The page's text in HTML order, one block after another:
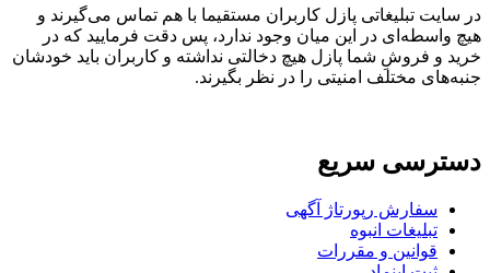
پازل کاربران مستقیما با هم تماس می‌گیرند و
این میان وجود ندارد، پس دقت فرمایید که در
پازل هیچ دخالتی نداشته و کاربران باید خودشان
امنیتی را در نظر بگیرند.
سریع
آگهی
انبوه
و مقررات